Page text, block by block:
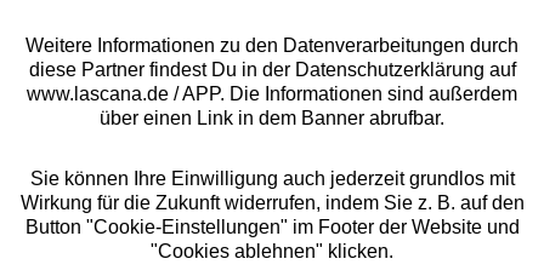
Weitere Informationen zu den Datenverarbeitungen durch
diese Partner findest Du in der Datenschutzerklärung auf
www.lascana.de / APP. Die Informationen sind außerdem
über einen Link in dem Banner abrufbar.
Sie können Ihre Einwilligung auch jederzeit grundlos mit
Wirkung für die Zukunft widerrufen, indem Sie z. B. auf den
Button "Cookie-Einstellungen" im Footer der Website und
"Cookies ablehnen" klicken.